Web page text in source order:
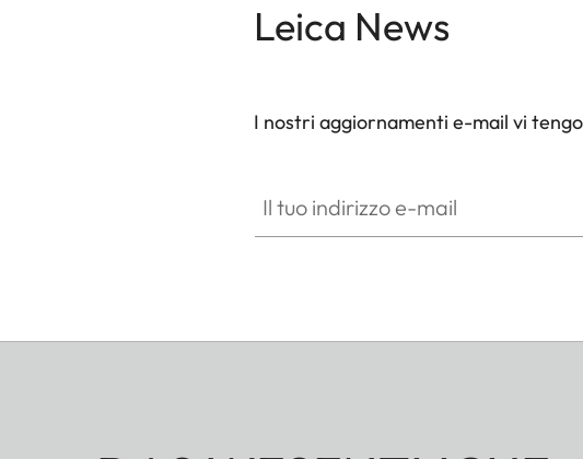
Leica News
I nostri aggiornamenti e-mail vi